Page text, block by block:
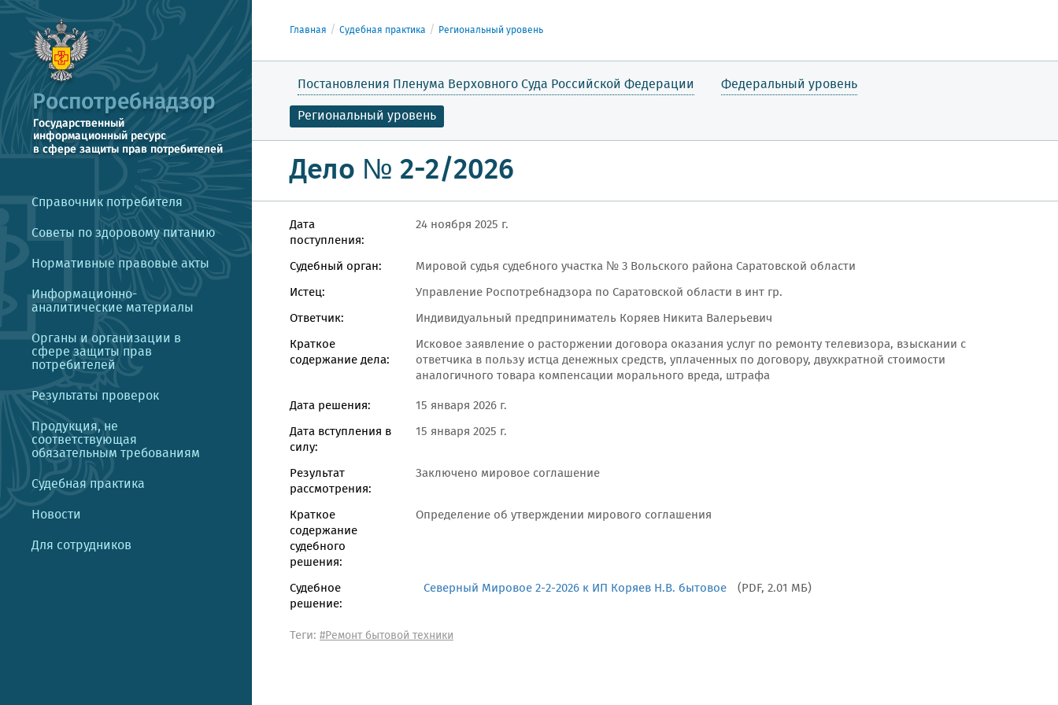
Справочник потребителя
Советы по здоровому питанию
Нормативные правовые акты
Информационно-
аналитические материалы
Органы и организации в
сфере защиты прав
потребителей
Результаты проверок
Продукция, не
соответствующая
обязательным требованиям
Судебная практика
Новости
Для сотрудников
Главная Судебная практика Региональный уровень
Постановления Пленума Верховного Суда Российской Федерации
Федеральный уровень
Региональный уровень
Дело № 2-2/2026
Дата
поступления:
24 ноября 2025 г.
Судебный орган:
Мировой судья судебного участка № 3 Вольского района Саратовской области
Истец:
Управление Роспотребнадзора по Саратовской области в инт гр.
Ответчик:
Индивидуальный предприниматель Коряев Никита Валерьевич
Краткое
содержание дела:
Исковое заявление о расторжении договора оказания услуг по ремонту телевизора, взыскании с
ответчика в пользу истца денежных средств, уплаченных по договору, двухкратной стоимости
аналогичного товара компенсации морального вреда, штрафа
Дата решения:
15 января 2026 г.
Дата вступления в
силу:
15 января 2025 г.
Результат
рассмотрения:
Заключено мировое соглашение
Краткое
содержание
судебного
решения:
Определение об утверждении мирового соглашения
Судебное
решение:
Северный Мировое 2-2-2026 к ИП Коряев Н.В. бытовое (PDF, 2.01 МБ)
Теги: #Ремонт бытовой техники